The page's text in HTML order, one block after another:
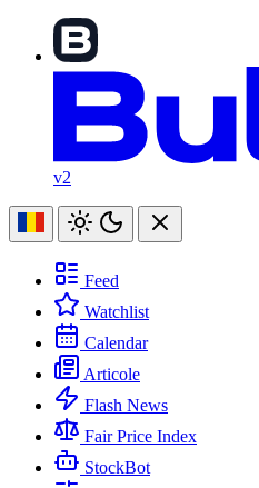
v2
Feed
Watchlist
Calendar
Articole
Flash News
Fair Price Index
StockBot